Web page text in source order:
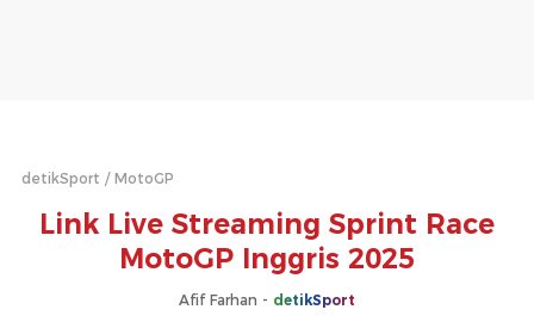
detikSport MotoGP
Link Live Streaming Sprint Race
MotoGP Inggris 2025
Afif Farhan - detikSport